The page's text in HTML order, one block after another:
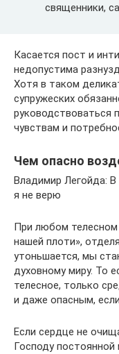
священники,
Касается пост и
недопустима
Хотя в таком
супружеских
руководствоваться
чувствам и
Чем опасно
Владимир Легойда:
я не верю
При любом
нашей плоти»,
утоньшается, мы
духовному миру. То
телесное, только
и даже опасным,
Если сердце не
Господу постоянной